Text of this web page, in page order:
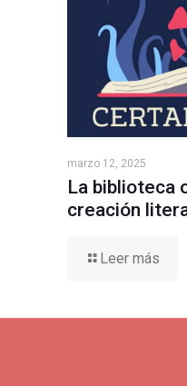
marzo 12, 2025
La biblioteca
creación
Leer más